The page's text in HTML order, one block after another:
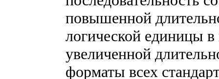
повышенной
логической единицы в
увеличенной
форматы всех